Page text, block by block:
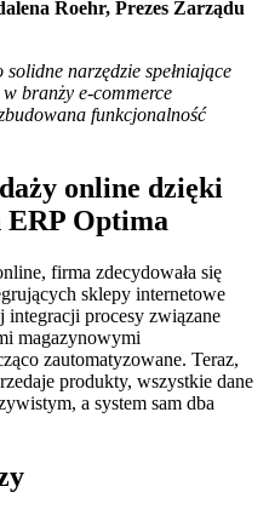
Roehr, Prezes Zarządu
narzędzie spełniające
branży e-commerce
funkcjonalność
online dzięki
Optima
firma zdecydowała się
sklepy internetowe
procesy związane
magazynowymi
zautomatyzowane. Teraz,
produkty, wszystkie dane
a system sam dba